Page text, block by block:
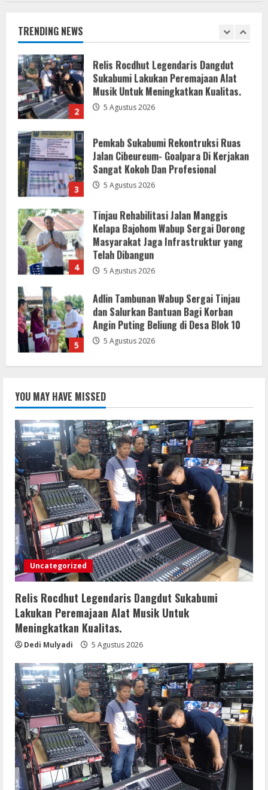
TRENDING NEWS
2
3
Pemkab Sukabumi Rekontruksi Ruas
Jalan Cibeureum- Goalpara Di Kerjakan
Sangat Kokoh Dan Profesional
5 Agustus 2026
4
Tinjau Rehabilitasi Jalan Manggis
Kelapa Bajohom Wabup Sergai Dorong
Masyarakat Jaga Infrastruktur yang
Telah Dibangun
5
Adlin Tambunan Wabup Sergai Tinjau
dan Salurkan Bantuan Bagi Korban
Angin Puting Beliung di Desa Blok 10
5 Agustus 2026
1
Relis Rocdhut Legendaris Dangdut
Sukabumi Lakukan Peremajaan Alat
Musik Untuk Meningkatkan Kualitas.
5 Agustus 2026
2
Sukabumi Lakukan Peremajaan Alat
Musik Untuk Meningkatkan Kualitas.
5 Agustus 2026
3
Pemkab Sukabumi Rekontruksi Ruas
Jalan Cibeureum- Goalpara Di Kerjakan
Sangat Kokoh Dan Profesional
5 Agustus 2026
4
Tinjau Rehabilitasi Jalan Manggis
Kelapa Bajohom Wabup Sergai Dorong
Masyarakat Jaga Infrastruktur yang
Telah Dibangun
5 Agustus 2026
Adlin Tambunan Wabup Sergai Tinjau
dan Salurkan Bantuan Bagi Korban
YOU MAY HAVE MISSED
Uncategorized
Relis Rocdhut Legendaris Dangdut Sukabumi
Lakukan Peremajaan Alat Musik Untuk
Meningkatkan Kualitas.
Dedi Mulyadi 5 Agustus 2026